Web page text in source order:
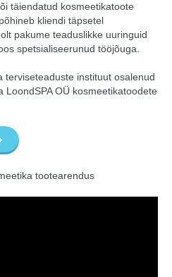
täiendatud kosmeetikatoote
kliendi täpsetel
pakume teaduslikke uuringuid
spetsialiseerunud tööjõuga.
terviseteaduste instituut osalenud
LoondSPA OÜ kosmeetikatoodete
tootearendus